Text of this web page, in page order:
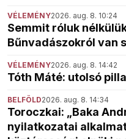
VÉLEMÉNY2026. aug. 8. 10:24
Semmit róluk
Bűnvadászokról van
VÉLEMÉNY2026. aug. 8. 14:42
Tóth Máté: utolsó
BELFÖLD2026. aug. 8. 14:34
Toroczkai: „Baka
nyilatkozatai